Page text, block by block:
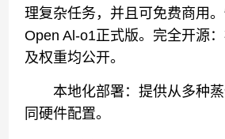
理复杂任务，并且可免费商用
Open Al-o1正式版。完全开源
及权重均公开。
本地化部署：提供从多种蒸
同硬件配置。